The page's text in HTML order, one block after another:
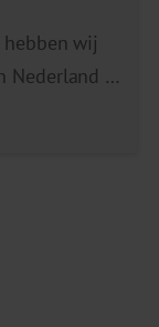
wij
Nederland in
en